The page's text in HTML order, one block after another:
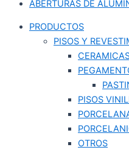
ABERTURAS DE
PRODUCTOS
PISOS Y
PISOS
OTROS